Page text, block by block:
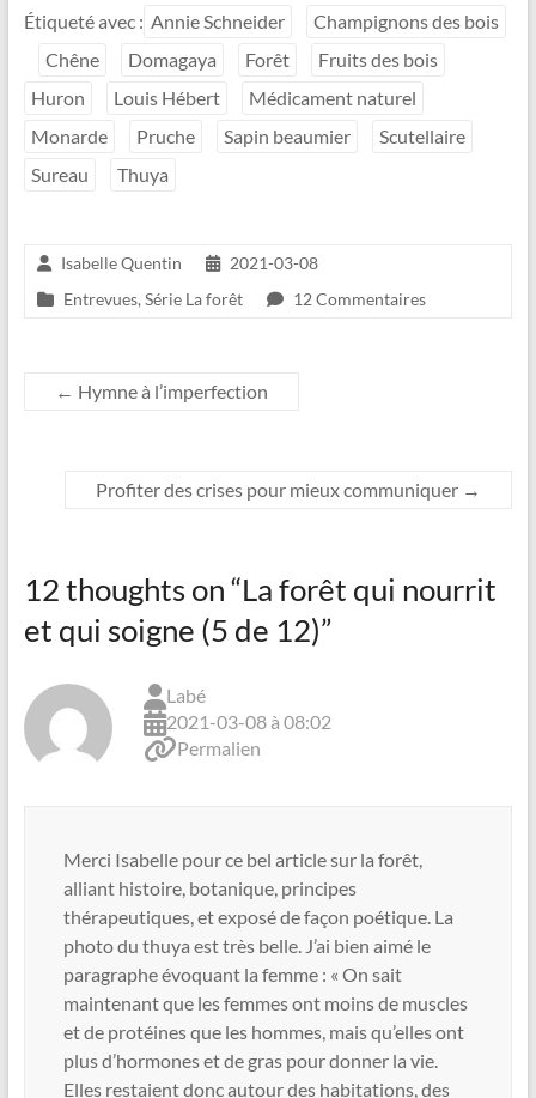
Étiqueté avec : Annie Schneider
Champignons des bois
Chêne
Domagaya Forêt
Fruits des bois
Huron
Louis Hébert
Médicament naturel
Monarde
Pruche Sapin beaumier
Scutellaire
Sureau
Thuya
Isabelle Quentin
2021-03-08
Entrevues, Série La forêt 12 Commentaires
← Hymne à l’imperfection
Profiter des crises pour mieux communiquer →
12 thoughts on “La forêt qui nourrit
et qui soigne (5 de 12)”
Labé
2021-03-08 à 08:02
Permalien
Merci Isabelle pour ce bel article sur la forêt,
alliant histoire, botanique, principes
thérapeutiques, et exposé de façon poétique. La
photo du thuya est très belle. J’ai bien aimé le
paragraphe évoquant la femme : « On sait
maintenant que les femmes ont moins de muscles
et de protéines que les hommes, mais qu’elles ont
plus d’hormones et de gras pour donner la vie.
Elles restaient donc autour des habitations, des